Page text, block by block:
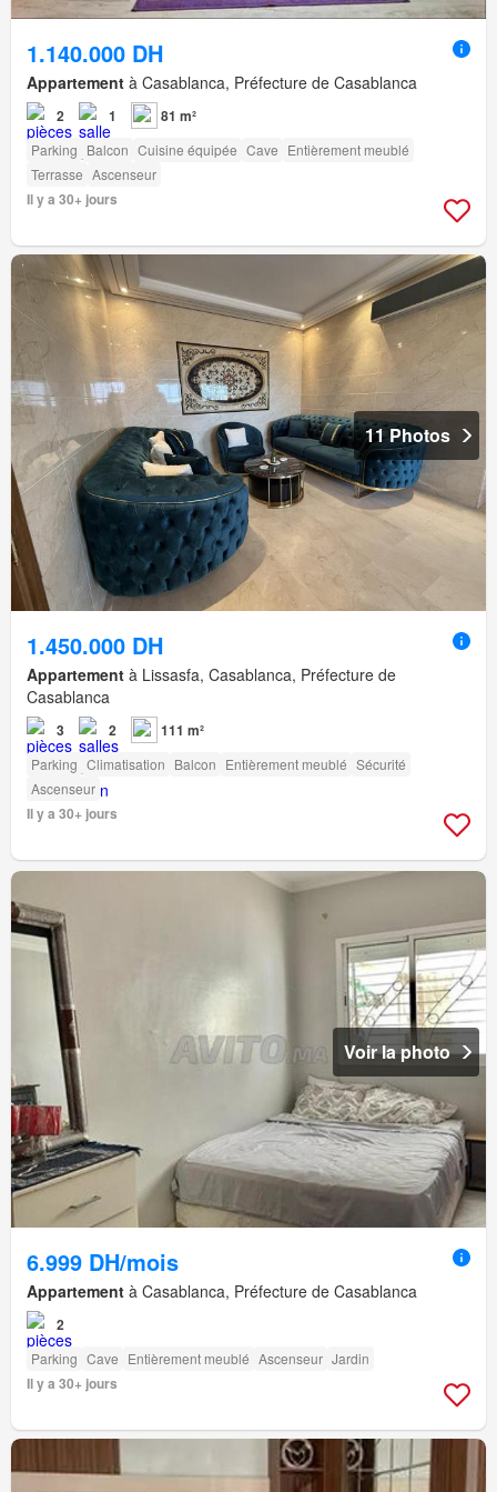
1.140.000 DH
Appartement à Casablanca, Préfecture de Casablanca
2 1 81 m²
Parking Balcon Cuisine équipée Cave Entièrement meublé
Terrasse Ascenseur
Il y a 30+ jours
11 Photos
1.450.000 DH
Appartement à Lissasfa, Casablanca, Préfecture de
Casablanca
3 2 111 m²
Parking Climatisation Balcon Entièrement meublé Sécurité
Ascenseur
Il y a 30+ jours
Voir la photo
6.999 DH/mois
Appartement à Casablanca, Préfecture de Casablanca
2
Parking Cave Entièrement meublé Ascenseur Jardin
Il y a 30+ jours